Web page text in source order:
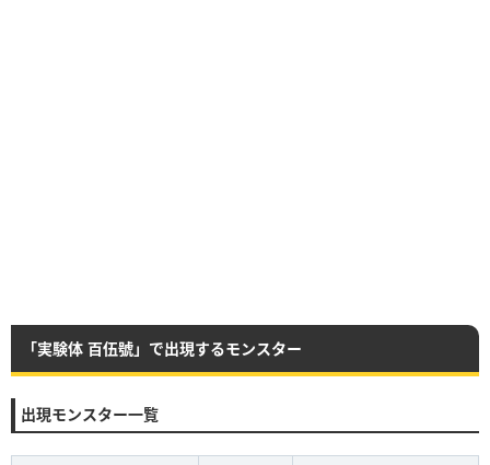
「実験体 百伍號」で出現するモンスター
出現モンスター一覧